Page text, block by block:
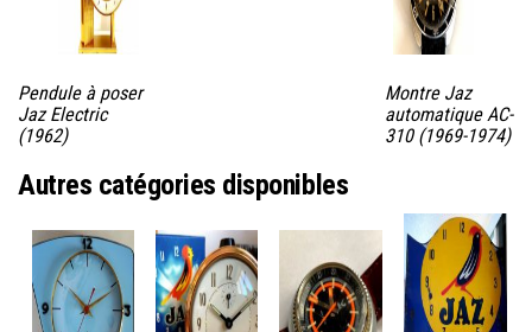
Pendule à poser
Jaz Electric
(1962)
Montre Jaz
automatique AC-
310 (1969-1974)
Autres catégories disponibles